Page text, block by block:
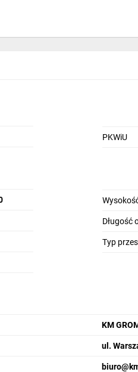
KM125+KM127
PKWiU
Długość
Typ
KM
ul.